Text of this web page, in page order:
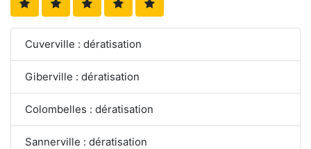
Cuverville : dératisation
Giberville : dératisation
Colombelles : dératisation
Sannerville : dératisation